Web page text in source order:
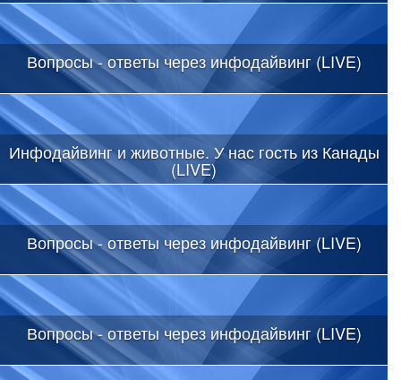
Вопросы - ответы через инфодайвинг (LIVE)
Инфодайвинг и животные. У нас гость из Канады
(LIVE)
Вопросы - ответы через инфодайвинг (LIVE)
Вопросы - ответы через инфодайвинг (LIVE)